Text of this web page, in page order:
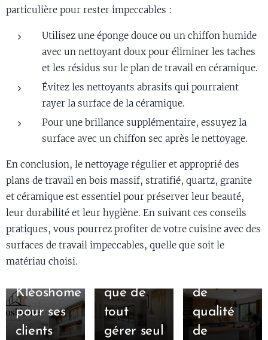
particulière pour rester impeccables :
Utilisez une éponge douce ou un chiffon humide
avec un nettoyant doux pour éliminer les taches
et les résidus sur le plan de travail en céramique.
Évitez les nettoyants abrasifs qui pourraient
rayer la surface de la céramique.
Pour une brillance supplémentaire, essuyez la
surface avec un chiffon sec après le nettoyage.
En conclusion, le nettoyage régulier et approprié des
plans de travail en bois massif, stratifié, quartz, granite
et céramique est essentiel pour préserver leur beauté,
leur durabilité et leur hygiène. En suivant ces conseils
pratiques, vous pourrez profiter de votre cuisine avec des
surfaces de travail impeccables, quelle que soit le
matériau choisi.
01/06/2026
Pourquoi
BBartifex
travaille
Kléoshome
pour ses
clients
25/05/2026
Rénovation
:
pourquoi
confier
votre
projet à
un expert
en AMO
que de
tout
gérer seul
04/04/2026
Illuminez
votre
intérieur
avec des
de
qualité
de